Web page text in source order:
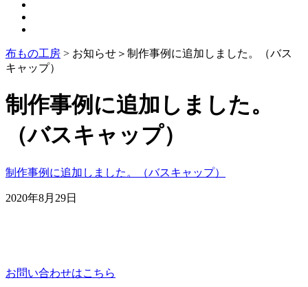
布もの工房 > お知らせ＞ 制作事例に追加しました。（バス
キャップ）
制作事例に追加しました。
（バスキャップ）
制作事例に追加しました。（バスキャップ）
2020年8月29日
お問い合わせはこちら